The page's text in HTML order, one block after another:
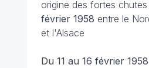
origine des fortes
février 1958 entre le
et l'Alsace
Du 11 au 16 février 1958